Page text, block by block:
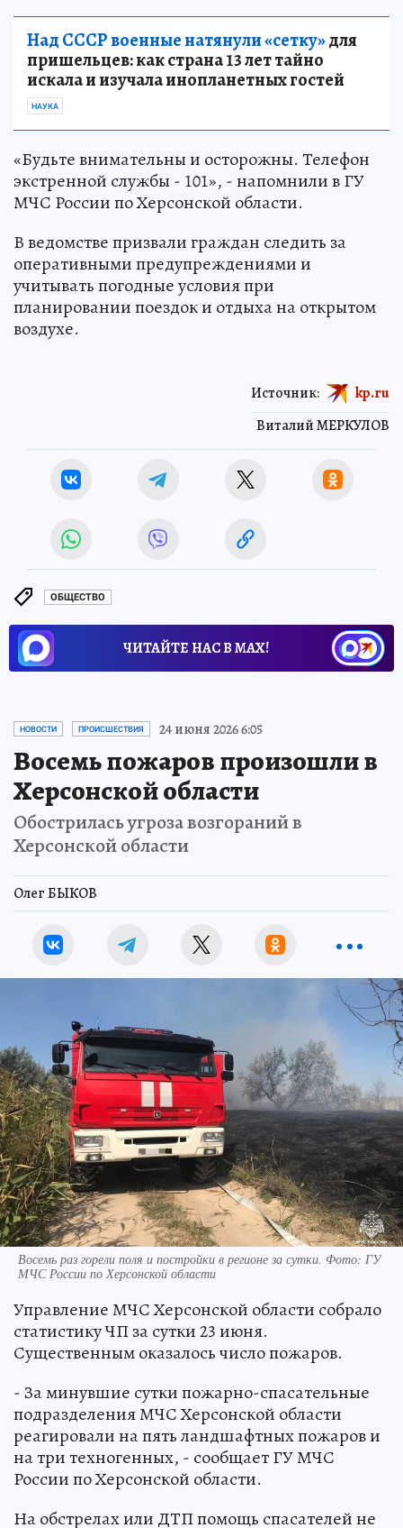
Над СССР военные натянули «сетку»для
пришельцев: как страна 13 лет тайно
искала и изучала инопланетных гостей
НАУКА
«Будьте внимательны и осторожны. Телефон
экстренной службы - 101», - напомнили в ГУ
МЧС России по Херсонской области.
В ведомстве призвали граждан следить за
оперативными предупреждениями и
учитывать погодные условия при
планировании поездок и отдыха на открытом
воздухе.
Виталий МЕРКУЛОВ
Источник: kp.ru
ОБЩЕСТВО
ЧИТАЙТЕ НАС В МАХ!
НОВОСТИ ПРОИСШЕСТВИЯ 24 июня 2026 6:05
Восемь пожаров произошли в
Херсонской области
Обострилась угроза возгораний в
Херсонской области
Олег БЫКОВ
Восемь раз горели поля и постройки в регионе за сутки. Фото: ГУ
МЧС России по Херсонской области
Управление МЧС Херсонской области собрало
статистику ЧП за сутки 23 июня.
Существенным оказалось число пожаров.
- За минувшие сутки пожарно-спасательные
подразделения МЧС Херсонской области
реагировали на пять ландшафтных пожаров и
на три техногенных, - сообщает ГУ МЧС
России по Херсонской области.
На обстрелах или ДТП помощь спасателей не